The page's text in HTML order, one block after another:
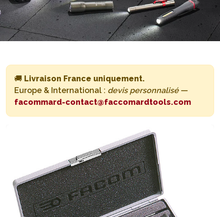
🚚 Livraison France uniquement.
Europe & International : devis personnalisé—
facommard-contact@faccomardtools.com